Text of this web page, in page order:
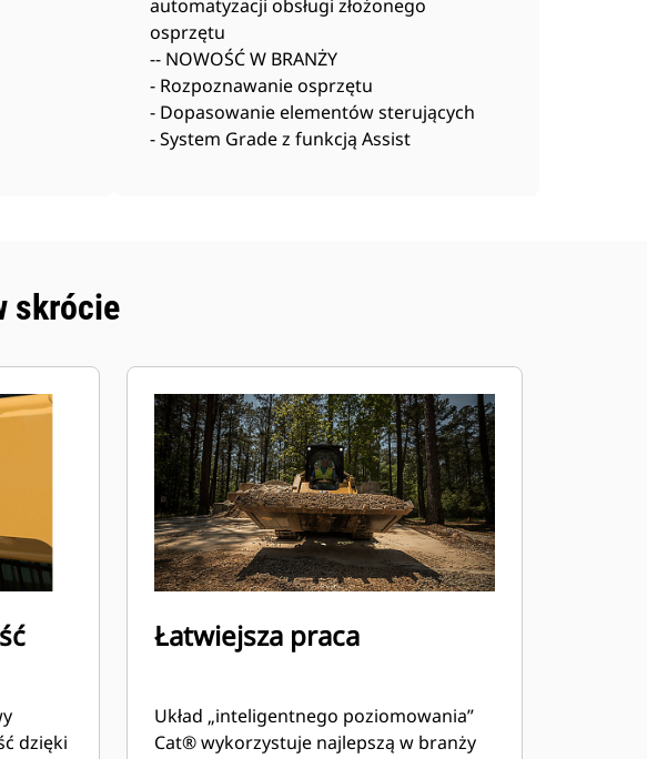
automatyzacji obsługi złożonego
osprzętu
-- NOWOŚĆ W BRANŻY
- Rozpoznawanie osprzętu
- Dopasowanie elementów sterujących
- System Grade z funkcją Assist
skrócie
dzięki
Łatwiejsza praca
Układ „inteligentnego poziomowania”
Cat® wykorzystuje najlepszą w branży